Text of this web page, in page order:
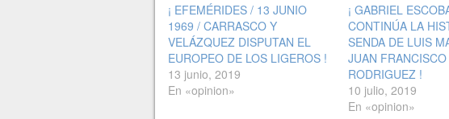
¡ EFEMÉRIDES / 13 JUNIO
1969 / CARRASCO Y
VELÁZQUEZ DISPUTAN EL
EUROPEO DE LOS LIGEROS !
13 junio, 2019
En «opinion»
¡ GABRIEL
CONTINÚA LA
SENDA DE LUIS
JUAN FRANCISCO
RODRIGUEZ !
10 julio, 2019
En «opinion»